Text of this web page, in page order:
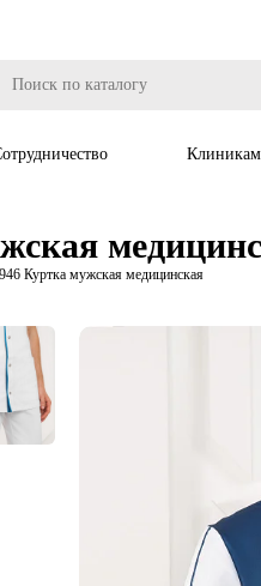
Клиникам
Куртка мужская медицинская